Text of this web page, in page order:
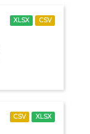
XLSX CSV
CSV XLSX